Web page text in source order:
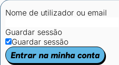
Nome de utilizador ou email
Guardar sessão
Guardar sessão
Entrar na minha conta